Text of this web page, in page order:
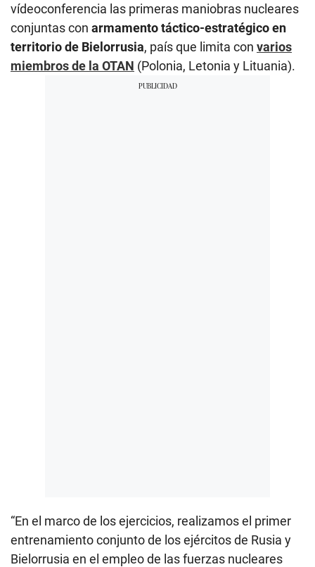
vídeoconferencia las primeras maniobras nucleares
conjuntas con armamento táctico-estratégico en
territorio de Bielorrusia, país que limita con varios
miembros de la OTAN (Polonia, Letonia y Lituania).
“En el marco de los ejercicios, realizamos el primer
entrenamiento conjunto de los ejércitos de Rusia y
Bielorrusia en el empleo de las fuerzas nucleares